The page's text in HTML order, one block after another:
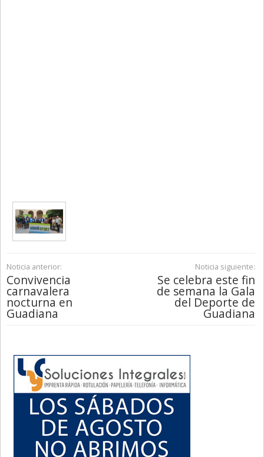
Noticia anterior:
Convivencia
carnavalera
nocturna en
Guadiana
Noticia siguiente:
Se celebra este fin
de semana la Gala
del Deporte de
Guadiana